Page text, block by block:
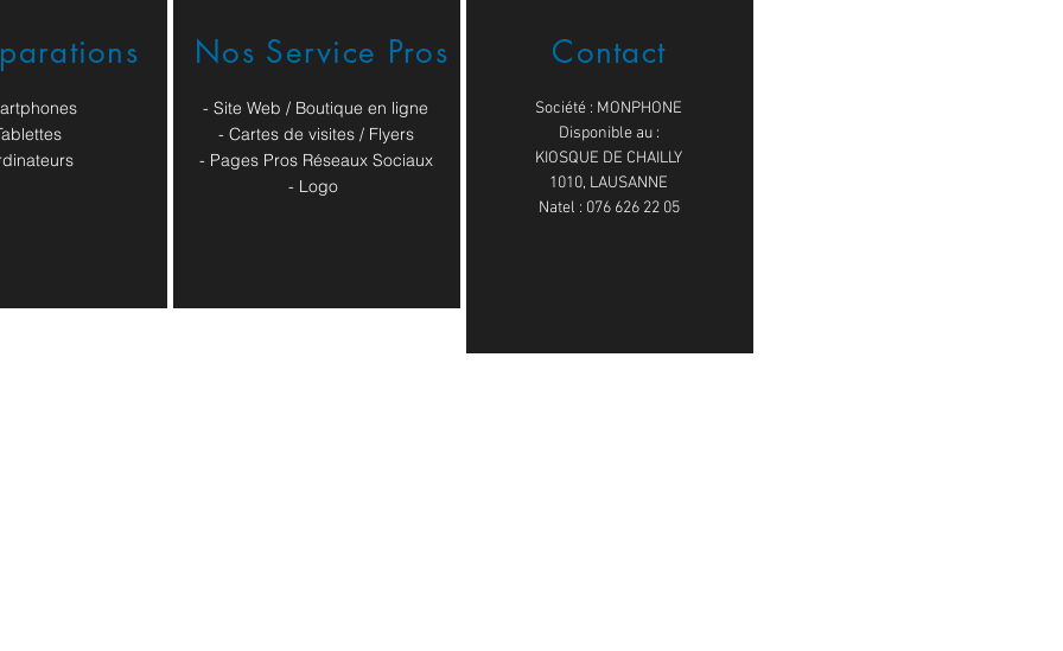
Nos Service Pros
- Site Web / Boutique en ligne
- Cartes de visites / Flyers
- Pages Pros Réseaux Sociaux
​- Logo
Contact
Société : MONPHONE
Disponible au :
KIOSQUE DE CHAILLY
1010, LAUSANNE
Natel : 076 626 22 05